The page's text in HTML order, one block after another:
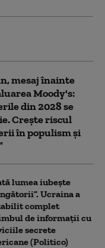
mesaj înainte
Moody's:
din 2028 se
Crește riscul
în populism și
lumea iubește
Ucraina a
complet
de informații cu
secrete
(Politico)